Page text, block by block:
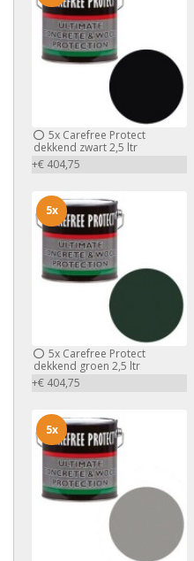
5x Carefree Protect
dekkend zwart 2,5 ltr
+€ 404,75
5x Carefree Protect
dekkend groen 2,5 ltr
+€ 404,75
5x
5x